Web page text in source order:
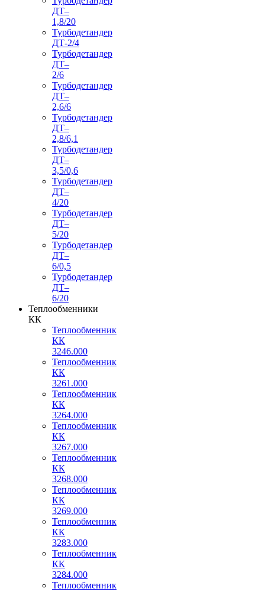
ДТ–
1,8/20
Турбодетандер
ДТ-2/4
Турбодетандер
ДТ–
2/6
Турбодетандер
ДТ–
2,6/6
Турбодетандер
ДТ–
2,8/6,1
Турбодетандер
ДТ–
3,5/0,6
Турбодетандер
ДТ–
4/20
Турбодетандер
ДТ–
5/20
Турбодетандер
ДТ–
6/0,5
Турбодетандер
ДТ–
6/20
Теплообменники
КК
Теплообменник
КК
3246.000
Теплообменник
КК
3261.000
Теплообменник
КК
3264.000
Теплообменник
КК
3267.000
Теплообменник
КК
3268.000
Теплообменник
КК
3269.000
Теплообменник
КК
3283.000
Теплообменник
КК
3284.000
Теплообменник